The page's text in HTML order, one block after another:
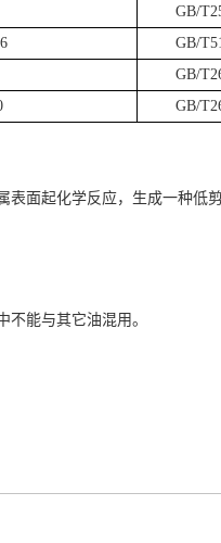
GB/
GB/
GB/
GB/
面起化学反应，生成一种低
能与其它油混用。